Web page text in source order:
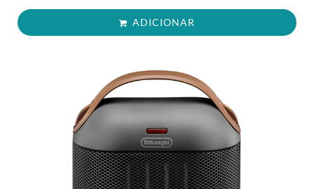
ADICIONAR